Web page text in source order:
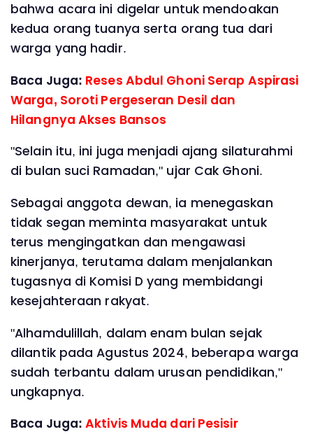
bahwa acara ini digelar untuk mendoakan
kedua orang tuanya serta orang tua dari
warga yang hadir.
Baca Juga: Reses Abdul Ghoni Serap Aspirasi
Warga, Soroti Pergeseran Desil dan
Hilangnya Akses Bansos
"Selain itu, ini juga menjadi ajang silaturahmi
di bulan suci Ramadan," ujar Cak Ghoni.
Sebagai anggota dewan, ia menegaskan
tidak segan meminta masyarakat untuk
terus mengingatkan dan mengawasi
kinerjanya, terutama dalam menjalankan
tugasnya di Komisi D yang membidangi
kesejahteraan rakyat.
"Alhamdulillah, dalam enam bulan sejak
dilantik pada Agustus 2024, beberapa warga
sudah terbantu dalam urusan pendidikan,"
ungkapnya.
Baca Juga:Aktivis Muda dari Pesisir